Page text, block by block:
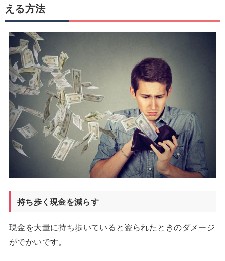
える方法
持ち歩く現金を減らす
現金を大量に持ち歩いていると盗られたときのダメージ
がでかいです。